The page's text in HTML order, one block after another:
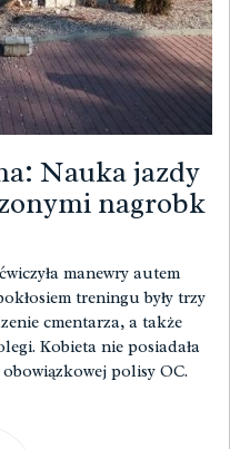
Nauka jazdy
nagrobk
manewry autem
treningu były trzy
cmentarza, a także
Kobieta nie posiadała
polisy OC.